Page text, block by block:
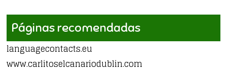
Páginas recomendadas
languagecontacts.eu
www.carlitoselcanariodublin.com